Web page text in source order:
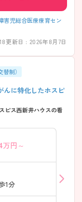
児総合医療療育セン
更新日 : 2026年8月7日
替制）
んに特化したホスピ
ピス西新井ハウスの看
万円～
1分